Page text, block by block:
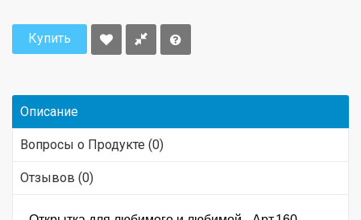
Купить
Описание
Вопросы о Продукте (0)
Отзывов (0)